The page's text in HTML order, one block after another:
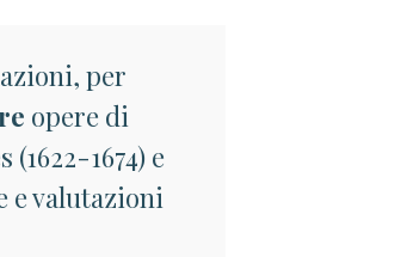
per
opere di
1674) e
e valutazioni